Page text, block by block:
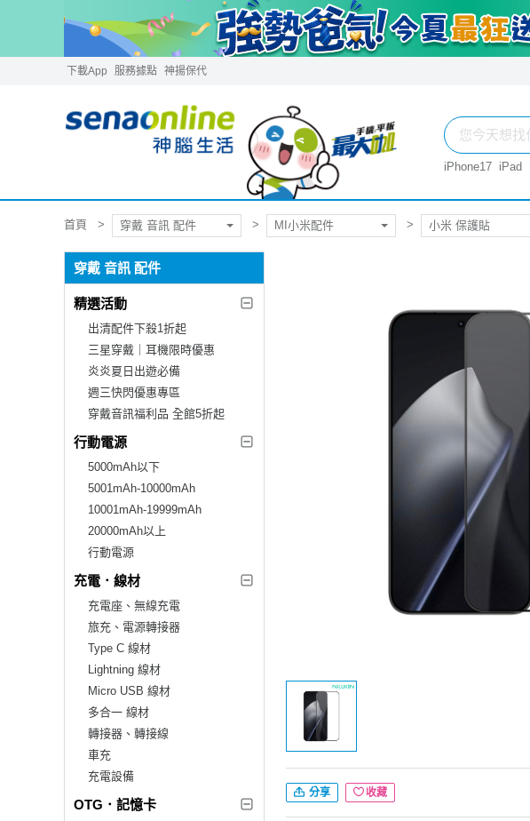
下載App 服務據點 神揚保代
iPhone17 iPad
首頁 穿戴 音訊 配件 MI小米配件 小米 保護貼
穿戴 音訊 配件
精選活動
出清配件下殺1折起
三星穿戴｜耳機限時優惠
炎炎夏日出遊必備
週三快閃優惠專區
穿戴音訊福利品 全館5折起
行動電源
5000mAh以下
5001mAh-10000mAh
10001mAh-19999mAh
20000mAh以上
行動電源
充電．線材
充電座、無線充電
旅充、電源轉接器
Type C 線材
Lightning 線材
Micro USB 線材
多合一 線材
轉接器、轉接線
車充
充電設備
OTG．記憶卡
分享 收藏